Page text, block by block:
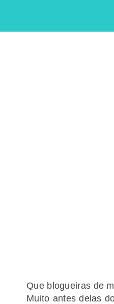
Que blogueiras de
Muito antes delas